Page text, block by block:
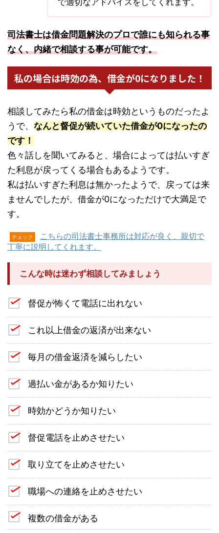
司法書士は借金問題解決のプロで誰にも知られる事
なく、内緒で相談する事が可能です。
私の場合は時効の為、借金が0になりました！
相談してみたら私の借金は時効というものだったよ
うで、 なんと督促が続いていた借金が0になったの
です！
色々話しを聞いてみると、場合によっては払いすぎ
た利息が戻ってくる場合もあるようです。
私は払いすぎた利息は無かったようで、戻っては来
ませんでしたが、借金が0になっただけで大満足で
す。
チェック
こちらの司法書士事務所は対応が良く、親切で
丁寧に説明してくれます。
こんな時は迷わず相談してみましょう
督促が怖くて電話に出れない
これ以上借金の返済が出来ない
毎月の借金返済を減らしたい
過払い金があるか知りたい
時効かどうか知りたい
督促電話を止めさせたい
取り立てを止めさせたい
職場への連絡を止めさせたい
複数の借金がある